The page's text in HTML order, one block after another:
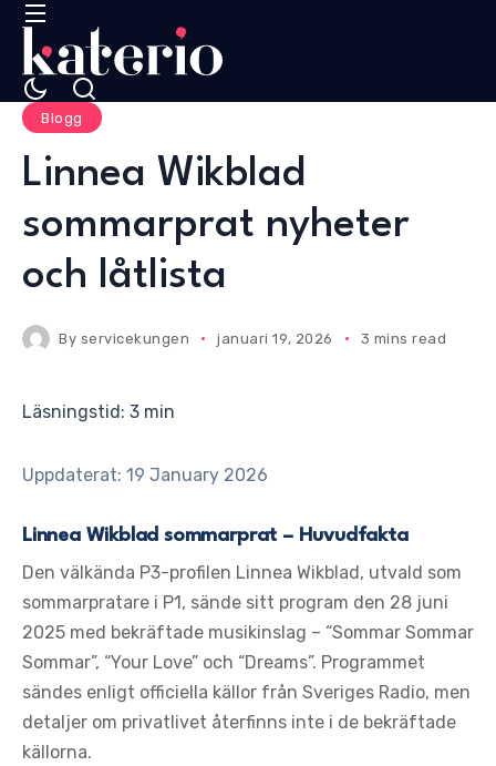
Blogg
Linnea Wikblad
sommarprat nyheter
och låtlista
By servicekungen januari 19, 2026 3 mins read
Läsningstid: 3 min
Uppdaterat: 19 January 2026
Linnea Wikblad sommarprat – Huvudfakta
Den välkända P3-profilen Linnea Wikblad, utvald som
sommarpratare i P1, sände sitt program den 28 juni
2025 med bekräftade musikinslag – “Sommar Sommar
Sommar”, “Your Love” och “Dreams”. Programmet
sändes enligt officiella källor från Sveriges Radio, men
detaljer om privatlivet återfinns inte i de bekräftade
källorna.